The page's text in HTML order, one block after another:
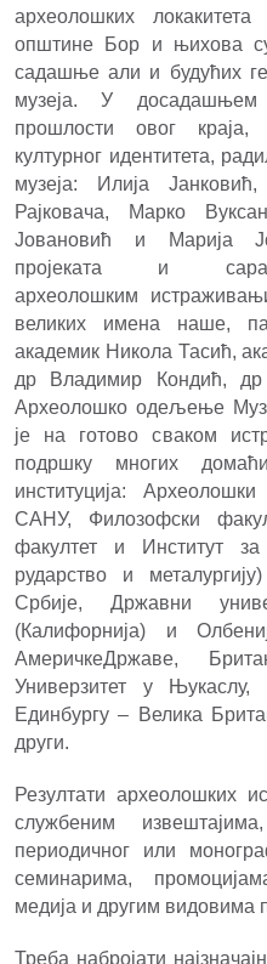
археолошких
општине Бор и њихова
садашње али и будућих
музеја. У
прошлости овог
културног идентитета,
музеја: Илија
Рајковача, Марко
Јовановић и Марија
пројеката и
археолошким и
великих имена наше,
академик Никола Тасић,
др Владимир Кондић,
Археолошко одељење
је на готово сваком
подршку многих
институција:
САНУ, Филозофски
факултет и Институт
рударство и
Србије, Државни
(Калифорнија) и
АмеричкеДржаве,
Универзитет у
Единбургу – Велика
други.
Резултати археолошких
службеним
периодичног или
семинарима,
медија и другим
Треба набројати